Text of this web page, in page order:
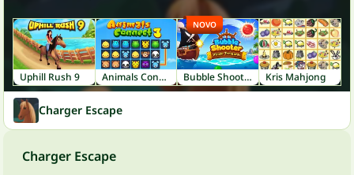
Uphill Rush 9 Animals Connect 3 Bubble Shooter: Pirate Treasures
NOVO
Kris Mahjong
Charger Escape
Charger Escape